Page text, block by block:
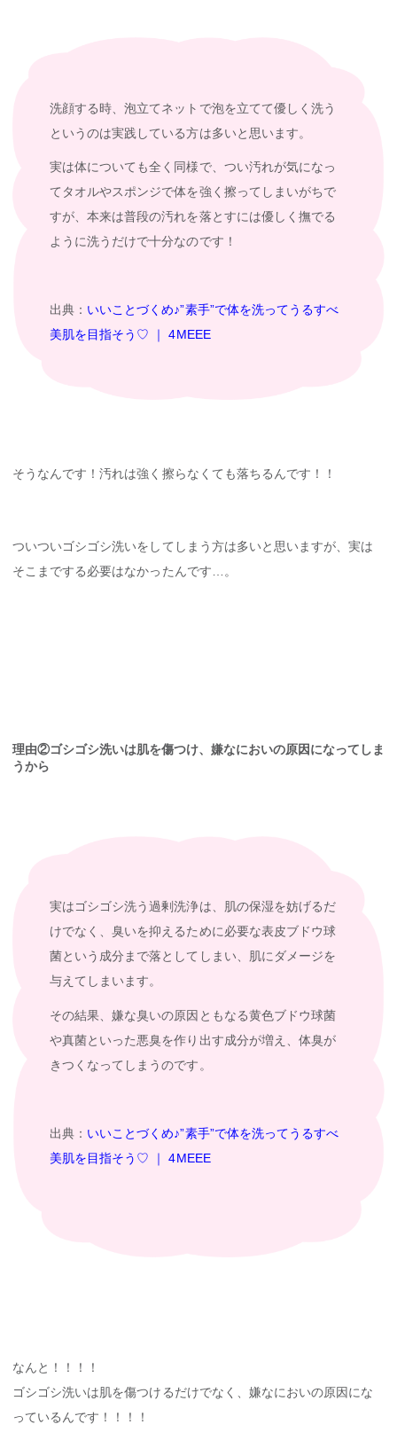
洗顔する時、泡立てネットで泡を立てて優しく洗う
というのは実践している方は多いと思います。
実は体についても全く同様で、つい汚れが気になっ
てタオルやスポンジで体を強く擦ってしまいがちで
すが、本来は普段の汚れを落とすには優しく撫でる
ように洗うだけで十分なのです！
出典： いいことづくめ♪”素手”で体を洗ってうるすべ
美肌を目指そう♡ ｜ 4MEEE
そうなんです！汚れは強く擦らなくても落ちるんです！！
ついついゴシゴシ洗いをしてしまう方は多いと思いますが、実は
そこまでする必要はなかったんです…。
理由②ゴシゴシ洗いは肌を傷つけ、嫌なにおいの原因になってしま
うから
実はゴシゴシ洗う過剰洗浄は、肌の保湿を妨げるだ
けでなく、臭いを抑えるために必要な表皮ブドウ球
菌という成分まで落としてしまい、肌にダメージを
与えてしまいます。
その結果、嫌な臭いの原因ともなる黄色ブドウ球菌
や真菌といった悪臭を作り出す成分が増え、体臭が
きつくなってしまうのです。
出典： いいことづくめ♪”素手”で体を洗ってうるすべ
美肌を目指そう♡ ｜ 4MEEE
なんと！！！！
ゴシゴシ洗いは肌を傷つけるだけでなく、嫌なにおいの原因にな
っているんです！！！！